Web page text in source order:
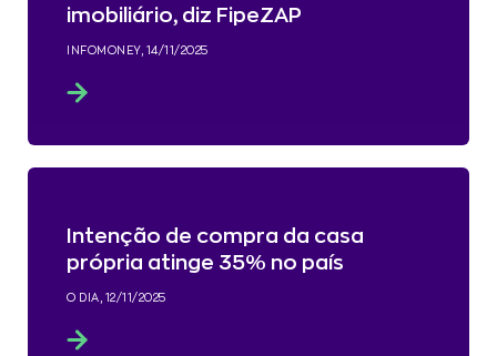
imobiliário, diz FipeZAP
INFOMONEY, 14/11/2025
Intenção de compra da casa
própria atinge 35% no país
O DIA, 12/11/2025